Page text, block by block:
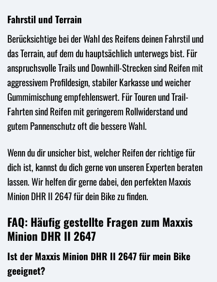
Fahrstil und Terrain
Berücksichtige bei der Wahl des Reifens deinen Fahrstil und
das Terrain, auf dem du hauptsächlich unterwegs bist. Für
anspruchsvolle Trails und Downhill-Strecken sind Reifen mit
aggressivem Profildesign, stabiler Karkasse und weicher
Gummimischung empfehlenswert. Für Touren und Trail-
Fahrten sind Reifen mit geringerem Rollwiderstand und
gutem Pannenschutz oft die bessere Wahl.
Wenn du dir unsicher bist, welcher Reifen der richtige für
dich ist, kannst du dich gerne von unseren Experten beraten
lassen. Wir helfen dir gerne dabei, den perfekten Maxxis
Minion DHR II 2647 für dein Bike zu finden.
FAQ: Häufig gestellte Fragen zum Maxxis
Minion DHR II 2647
Ist der Maxxis Minion DHR II 2647 für mein Bike
geeignet?